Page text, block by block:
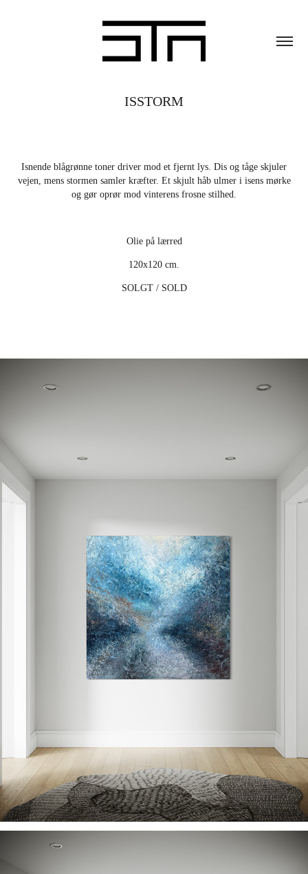
ISSTORM
Isnende blågrønne toner driver mod et fjernt lys. Dis og tåge skjuler
vejen, mens stormen samler kræfter. Et skjult håb ulmer i isens mørke
og gør oprør mod vinterens frosne stilhed.
Olie på lærred
120x120 cm.
SOLGT / SOLD